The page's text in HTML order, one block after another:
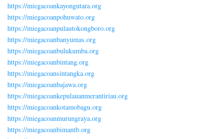
https://miegacoankayongutara.org
https://miegacoanpohuwato.org
https://miegacoanpulautokongboro.org
https://miegacoanbanyumas.org
https://miegacoanbulukumba.org
https://miegacoanbintang.org
https://miegacoansintangka.org
https://miegacoanbajawa.org
https://miegacoankepulauanmerantiriau.org
https://miegacoankotamobagu.org
https://miegacoanmurungraya.org
https://miegacoanbimantb.org